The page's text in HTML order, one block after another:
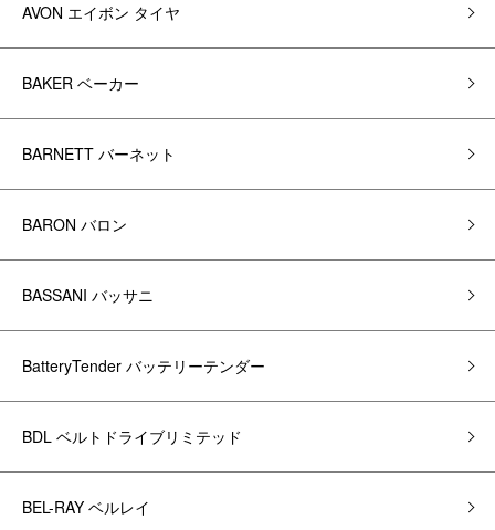
AVON エイボン タイヤ
BAKER ベーカー
BARNETT バーネット
BARON バロン
BASSANI バッサニ
BatteryTender バッテリーテンダー
BDL ベルトドライブリミテッド
BEL-RAY ベルレイ